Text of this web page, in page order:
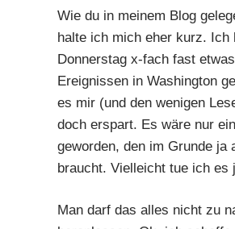
Wie du in meinem Blog
halte ich mich eher kurz. Ich
Donnerstag x-fach fast
Ereignissen in Washington
es mir (und den wenigen
doch erspart. Es wäre nur
geworden, den im Grunde ja
braucht. Vielleicht tue ich
Man darf das alles nicht zu